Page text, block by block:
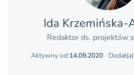
Ida
Redaktor ds. projektów
Aktywny od:14.09.2020 ·